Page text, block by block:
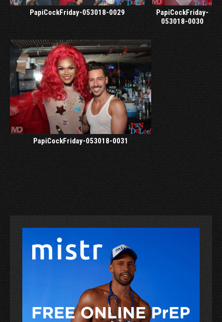
PapiCockFriday-053018-0029
PapiCockFriday-
053018-0030
PapiCockFriday-053018-0031